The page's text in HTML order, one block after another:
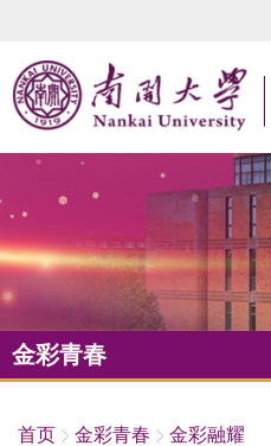
金彩青春
首页 金彩青春 金彩融耀